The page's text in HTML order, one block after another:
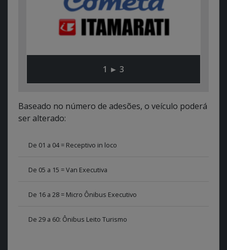
1 ► 3
Baseado no número de adesões, o veículo poderá
ser alterado:
De 01 a 04 = Receptivo in loco
De 05 a 15 = Van Executiva
De 16 a 28 = Micro Ônibus Executivo
De 29 a 60: Ônibus Leito Turismo